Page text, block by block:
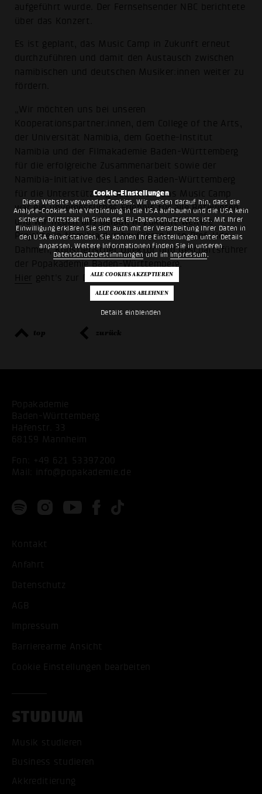
Cookie-Einstellungen
Diese Website verwendet Cookies. Wir weisen darauf hin, dass die
Analyse-Cookies eine Verbindung in die USA aufbauen und die USA kein
sicherer Drittstaat im Sinne des EU-Datenschutzrechts ist. Mit Ihrer
Einwilligung erklären Sie sich auch mit der Verarbeitung Ihrer Daten in
den USA einverstanden. Sie können Ihre Einstellungen unter Details
anpassen. Weitere Informationen finden Sie in unseren
Datenschutzbestimmungenund im Impressum.
Details einblenden
aufgeführt wurde. Der Fernsehsender NBC berichtete
über das Konzert.
Es ist geplant, das Music Camp in Zukunft erneut
durchzuführen und damit den Austausch zwischen
namibischen und deutschen Musiker:innen weiter zu
fördern.
„Wir möchten uns bei unseren
Kooperationspartner:innen, dem College of the Arts,
der Universität Namibia, dem Goethe-Institut
Namibia und der Filmakademie Baden-Württemberg
für die erfolgreiche Zusammenarbeit sowie der
Namibia-Initiative des Landes Baden-Württemberg
für die Unterstützung bedanken. Das Music Camp
war ein unvergessliches Erlebnis für alle Beteiligten
und wir freuen uns darauf, in Zukunft weitere
Projekte in Namibia durchzuführen.“, so Prof. Udo
Dahmen, Künstlerischer Direktor und Geschäftsführer
der Popakademie Baden-Württemberg.
Hier geht's zur Dokumentation'
top zurück
Popakademie
Baden-Württemberg
Hafenstr. 33
68159 Mannheim
Fon:
+49 621 53397200
Mail:
info@popakademie.de
Kontakt
Anfahrt
Datenschutz
AGB
Impressum
Barrierearme Ansicht
Cookie Einstellungen bearbeiten
STUDIUM
Musik studieren
Business studieren
Akkreditierung